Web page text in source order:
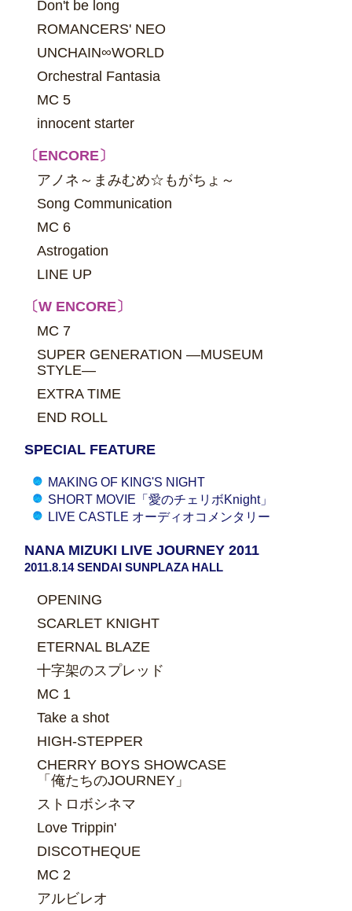
Don't be long
ROMANCERS' NEO
UNCHAIN∞WORLD
Orchestral Fantasia
MC 5
innocent starter
〔ENCORE〕
アノネ～まみむめ☆もがちょ～
Song Communication
MC 6
Astrogation
LINE UP
〔W ENCORE〕
MC 7
SUPER GENERATION ―MUSEUM
STYLE―
EXTRA TIME
END ROLL
SPECIAL FEATURE
MAKING OF KING'S NIGHT
SHORT MOVIE「愛のチェリボKnight」
LIVE CASTLE オーディオコメンタリー
NANA MIZUKI LIVE JOURNEY 2011
2011.8.14 SENDAI SUNPLAZA HALL
OPENING
SCARLET KNIGHT
ETERNAL BLAZE
十字架のスプレッド
MC 1
Take a shot
HIGH-STEPPER
CHERRY BOYS SHOWCASE
「俺たちのJOURNEY」
ストロボシネマ
Love Trippin'
DISCOTHEQUE
MC 2
アルビレオ